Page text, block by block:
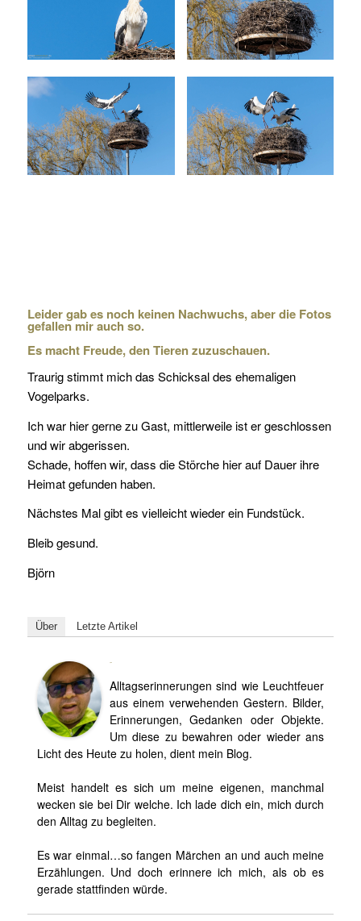
Leider gab es noch keinen Nachwuchs, aber die Fotos
gefallen mir auch so.
Es macht Freude, den Tieren zuzuschauen.
Traurig stimmt mich das Schicksal des ehemaligen
Vogelparks.
Ich war hier gerne zu Gast, mittlerweile ist er geschlossen
und wir abgerissen.
Schade, hoffen wir, dass die Störche hier auf Dauer ihre
Heimat gefunden haben.
Nächstes Mal gibt es vielleicht wieder ein Fundstück.
Bleib gesund.
Björn
Über Letzte Artikel
Alltagserinnerungen sind wie Leuchtfeuer
aus einem verwehenden Gestern. Bilder,
Erinnerungen, Gedanken oder Objekte.
Um diese zu bewahren oder wieder ans
Licht des Heute zu holen, dient mein Blog.
Meist handelt es sich um meine eigenen, manchmal
wecken sie bei Dir welche. Ich lade dich ein, mich durch
den Alltag zu begleiten.
Es war einmal…so fangen Märchen an und auch meine
Erzählungen. Und doch erinnere ich mich, als ob es
gerade stattfinden würde.